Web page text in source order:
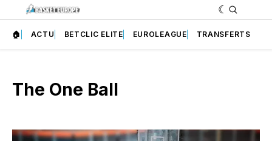
🏠 ACTU BETCLIC ELITE EUROLEAGUE TRANSFERTS
The One Ball